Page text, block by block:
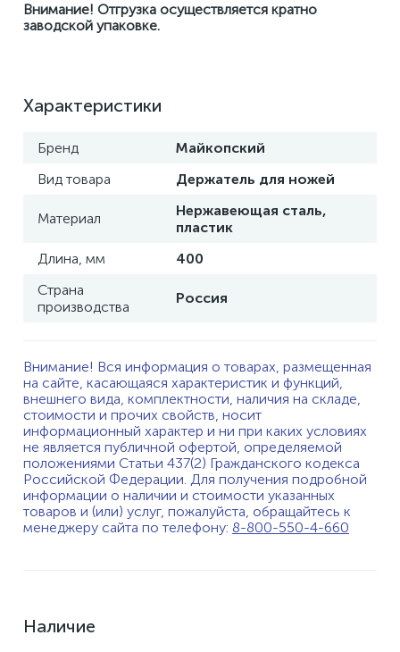
Внимание! Отгрузка осуществляется кратно
заводской упаковке.
Характеристики
Бренд
Майкопский
Вид товара
Держатель для ножей
Материал
Нержавеющая сталь,
пластик
Длина, мм
400
Страна
производства
Россия
Внимание! Вся информация о товарах, размещенная
на сайте, касающаяся характеристик и функций,
внешнего вида, комплектности, наличия на складе,
стоимости и прочих свойств, носит
информационный характер и ни при каких условиях
не является публичной офертой, определяемой
положениями Статьи 437(2) Гражданского кодекса
Российской Федерации. Для получения подробной
информации о наличии и стоимости указанных
товаров и (или) услуг, пожалуйста, обращайтесь к
менеджеру сайта по телефону: 8-800-550-4-660
Наличие